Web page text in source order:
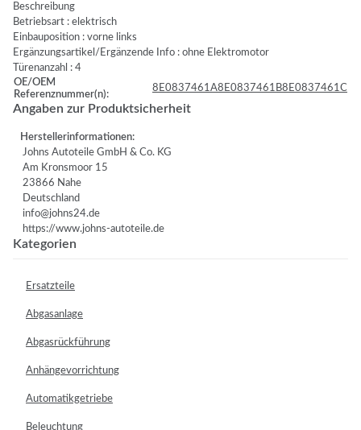
Beschreibung
Betriebsart : elektrisch
Einbauposition : vorne links
Ergänzungsartikel/Ergänzende Info : ohne Elektromotor
Türenanzahl : 4
OE/OEM
Referenznummer(n):
8E0837461A8E0837461B8E0837461C
Angaben zur Produktsicherheit
Herstellerinformationen:
Johns Autoteile GmbH & Co. KG
Am Kronsmoor 15
23866 Nahe
Deutschland
info@johns24.de
https://www.johns-autoteile.de
Kategorien
Ersatzteile
Abgasanlage
Abgasrückführung
Anhängevorrichtung
Automatikgetriebe
Beleuchtung